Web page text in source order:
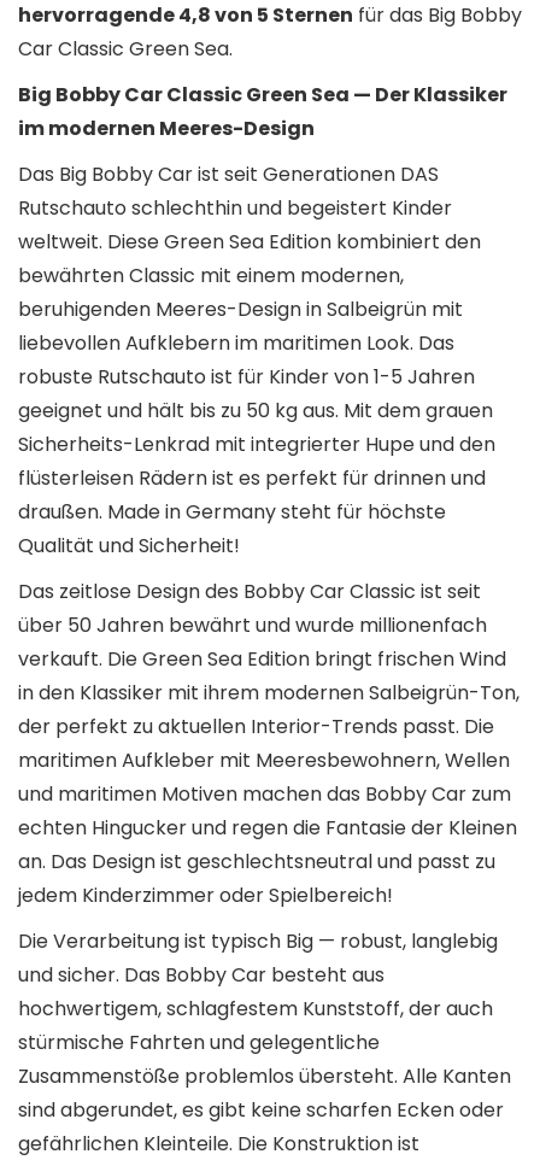
hervorragende 4,8 von 5 Sternen für das Big Bobby
Car Classic Green Sea.
Big Bobby Car Classic Green Sea — Der Klassiker
im modernen Meeres-Design
Das Big Bobby Car ist seit Generationen DAS
Rutschauto schlechthin und begeistert Kinder
weltweit. Diese Green Sea Edition kombiniert den
bewährten Classic mit einem modernen,
beruhigenden Meeres-Design in Salbeigrün mit
liebevollen Aufklebern im maritimen Look. Das
robuste Rutschauto ist für Kinder von 1-5 Jahren
geeignet und hält bis zu 50 kg aus. Mit dem grauen
Sicherheits-Lenkrad mit integrierter Hupe und den
flüsterleisen Rädern ist es perfekt für drinnen und
draußen. Made in Germany steht für höchste
Qualität und Sicherheit!
Das zeitlose Design des Bobby Car Classic ist seit
über 50 Jahren bewährt und wurde millionenfach
verkauft. Die Green Sea Edition bringt frischen Wind
in den Klassiker mit ihrem modernen Salbeigrün-Ton,
der perfekt zu aktuellen Interior-Trends passt. Die
maritimen Aufkleber mit Meeresbewohnern, Wellen
und maritimen Motiven machen das Bobby Car zum
echten Hingucker und regen die Fantasie der Kleinen
an. Das Design ist geschlechtsneutral und passt zu
jedem Kinderzimmer oder Spielbereich!
Die Verarbeitung ist typisch Big — robust, langlebig
und sicher. Das Bobby Car besteht aus
hochwertigem, schlagfestem Kunststoff, der auch
stürmische Fahrten und gelegentliche
Zusammenstöße problemlos übersteht. Alle Kanten
sind abgerundet, es gibt keine scharfen Ecken oder
gefährlichen Kleinteile. Die Konstruktion ist